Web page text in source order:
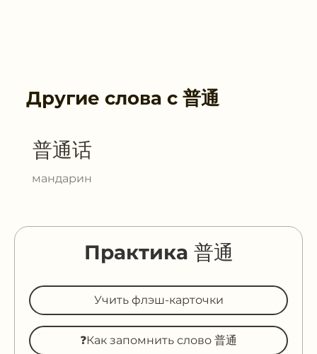
Другие слова с 普通
普通话
мандарин
Практика 普通
Учить флэш-карточки
❓Как запомнить слово 普通